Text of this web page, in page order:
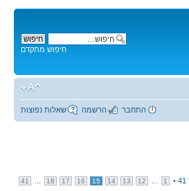
חיפוש מתקדם
שאלות נפוצות הרשמה התחבר
41
•
1
12
13
14
15
16
17
18
41